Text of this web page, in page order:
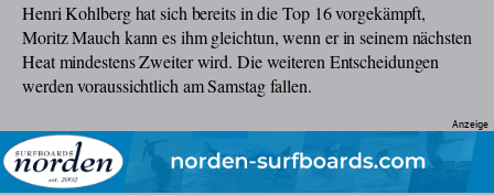
Henri Kohlberg hat sich bereits in die Top 16 vorgekämpft,
Moritz Mauch kann es ihm gleichtun, wenn er in seinem nächsten
Heat mindestens Zweiter wird. Die weiteren Entscheidungen
werden voraussichtlich am Samstag fallen.